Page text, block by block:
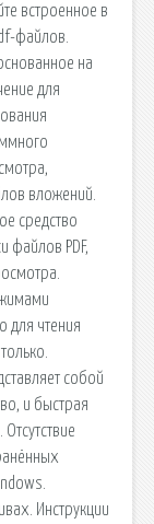
встроенное в
файлов.
на
для
вложений.
средство
файлов PDF,
для чтения
собой
и быстрая
Инструкции